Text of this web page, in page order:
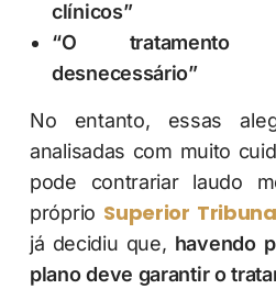
clínicos”
“O tratamento
desnecessário”
No entanto, essas
analisadas com muito
pode contrariar laudo
próprio Superior
já decidiu que, havendo
plano deve garantir o